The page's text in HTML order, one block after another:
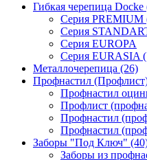
Гибкая черепица Docke
Серия PREMIUM
Серия
Серия EUROPA
Серия EURASIA
Металлочерепица (26)
Профнастил
Профнастил
Профлист
Профнастил
Профнастил
Заборы "Под Ключ"
Заборы из